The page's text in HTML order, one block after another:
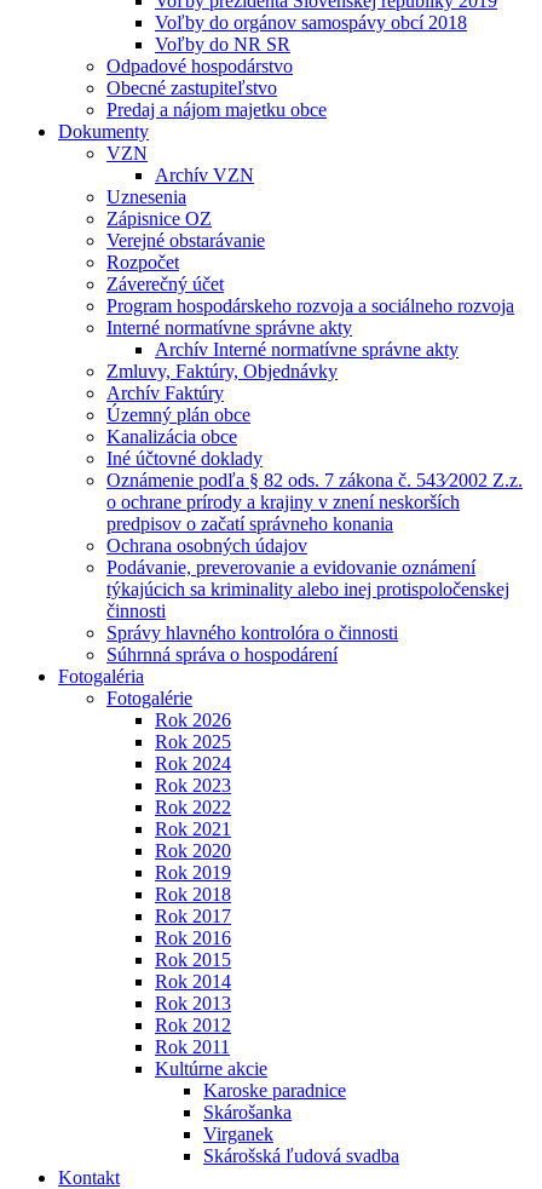
Voľby do orgánov samospávy obcí 2018
Voľby do NR SR
Odpadové hospodárstvo
Obecné zastupiteľstvo
Predaj a nájom majetku obce
Dokumenty
VZN
Archív VZN
Uznesenia
Zápisnice OZ
Verejné obstarávanie
Rozpočet
Záverečný účet
Program hospodárskeho rozvoja a sociálneho rozvoja
Interné normatívne správne akty
Archív Interné normatívne správne akty
Zmluvy, Faktúry, Objednávky
Archív Faktúry
Územný plán obce
Kanalizácia obce
Iné účtovné doklady
Oznámenie podľa § 82 ods. 7 zákona č. 543⁄2002 Z.z.
o ochrane prírody a krajiny v znení neskorších
predpisov o začatí správneho konania
Ochrana osobných údajov
Podávanie, preverovanie a evidovanie oznámení
týkajúcich sa kriminality alebo inej protispoločenskej
činnosti
Správy hlavného kontrolóra o činnosti
Súhrnná správa o hospodárení
Fotogaléria
Fotogalérie
Rok 2026
Rok 2025
Rok 2024
Rok 2023
Rok 2022
Rok 2021
Rok 2020
Rok 2019
Rok 2018
Rok 2017
Rok 2016
Rok 2015
Rok 2014
Rok 2013
Rok 2012
Rok 2011
Kultúrne akcie
Karoske paradnice
Skárošanka
Virganek
Skárošská ľudová svadba
Kontakt